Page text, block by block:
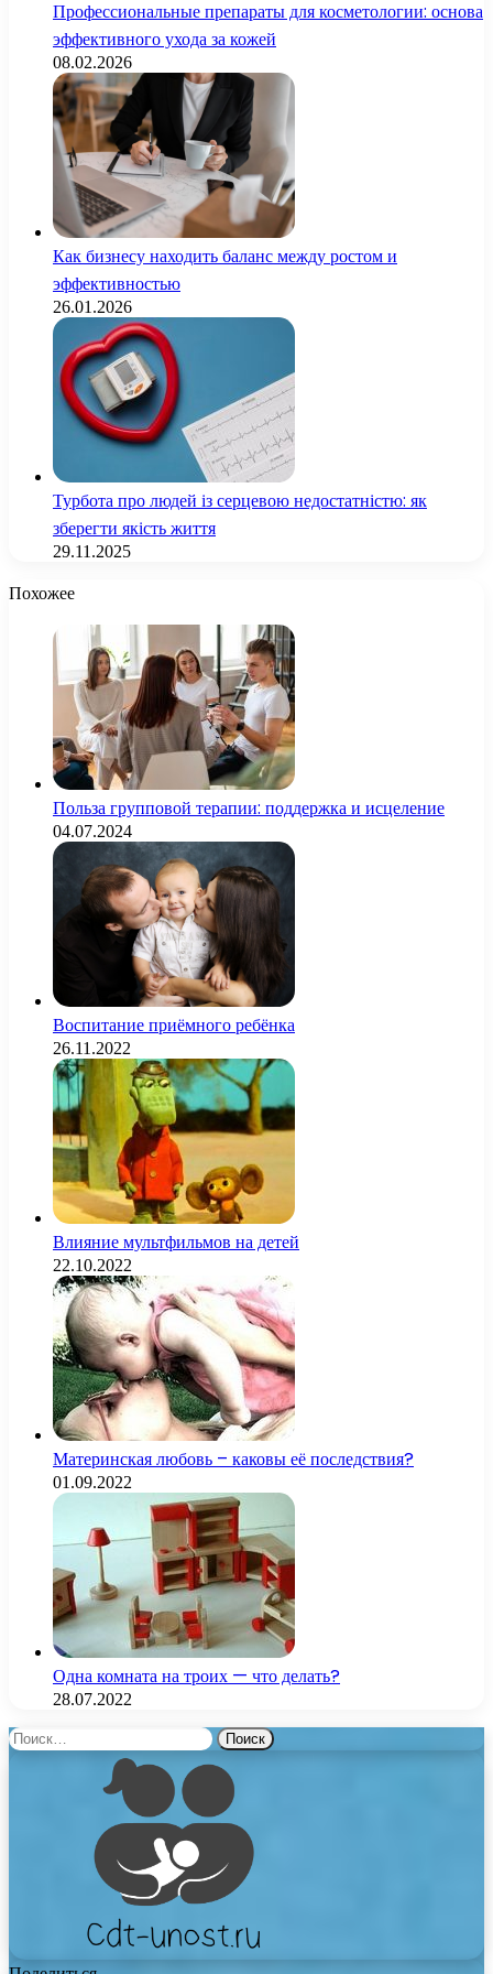
Профессиональные препараты для косметологии: основа
эффективного ухода за кожей
08.02.2026
Как бизнесу находить баланс между ростом и
эффективностью
26.01.2026
Турбота про людей із серцевою недостатністю: як
зберегти якість життя
29.11.2025
Похожее
Польза групповой терапии: поддержка и исцеление
04.07.2024
Воспитание приёмного ребёнка
26.11.2022
Влияние мультфильмов на детей
22.10.2022
Материнская любовь – каковы её последствия?
01.09.2022
Одна комната на троих — что делать?
28.07.2022
Найти: